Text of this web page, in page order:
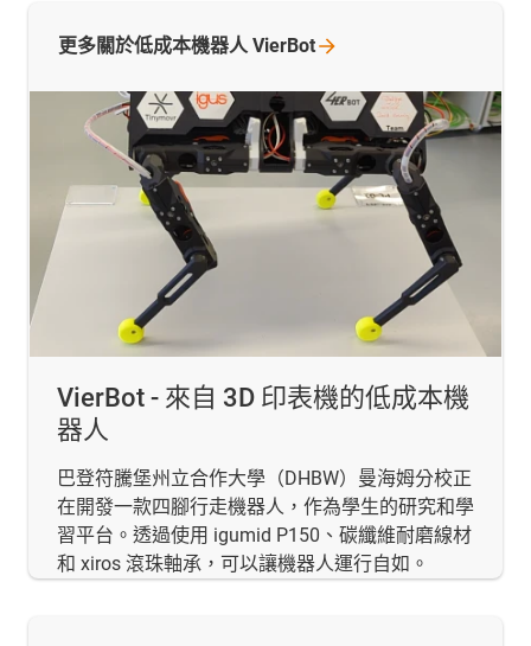
VierBot - 來自 3D 印表機的低成本機
器人
巴登符騰堡州立合作大學（DHBW）曼海姆分校正
在開發一款四腳行走機器人，作為學生的研究和學
習平台。透過使用 igumid P150、碳纖維耐磨線材
和 xiros 滾珠軸承，可以讓機器人運行自如。
更多關於低成本機器人VierBot